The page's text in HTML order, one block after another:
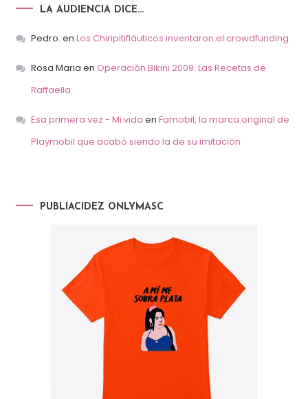
LA AUDIENCIA DICE…
Pedro. en Los Chiripitifláuticos inventaron el crowdfunding
Rosa Maria en Operación Bikini 2009: Las Recetas de
Raffaella
Esa primera vez - Mi vida en Famobil, la marca original de
Playmobil que acabó siendo la de su imitación
PUBLIACIDEZ ONLYMASC